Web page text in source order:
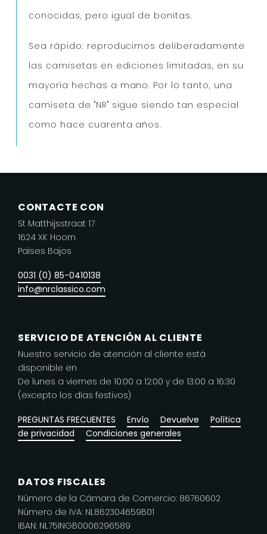
conocidas, pero igual de bonitas.
Sea rápido: reproducimos deliberadamente
las camisetas en ediciones limitadas, en su
mayoría hechas a mano. Por lo tanto, una
camiseta de "NR" sigue siendo tan especial
como hace cuarenta años.
CONTACTE CON
St Matthijsstraat 17
1624 XK Hoorn
Países Bajos
0031 (0) 85-0410138
info@nrclassico.com
SERVICIO DE ATENCIÓN AL CLIENTE
Nuestro servicio de atención al cliente está
disponible en
De lunes a viernes de 10:00 a 12:00 y de 13:00 a 16:30
(excepto los días festivos)
PREGUNTAS FRECUENTES Envío Devuelve
Política
de privacidad
Condiciones generales
DATOS FISCALES
Número de la Cámara de Comercio: 86760602
Número de IVA: NL862304659B01
IBAN: NL75INGB0006296589